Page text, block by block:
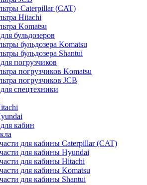
Caterpillar (CAT)
Hitachi
Komatsu
бульдозеров
бульдозера Komatsu
бульдозера Shantui
погрузчиков
погрузчиков Komatsu
погрузчиков JCB
спецтехники
кабин
для кабины Caterpillar (CAT)
для кабины Hyundai
для кабины Hitachi
для кабины Komatsu
для кабины Shantui